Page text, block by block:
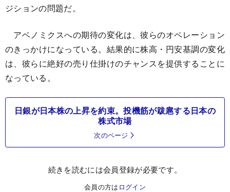
ジションの問題だ。
アベノミクスへの期待の変化は、彼らのオペレーション
のきっかけになっている。結果的に株高・円安基調の変化
は、彼らに絶好の売り仕掛けのチャンスを提供することに
なっている。
日銀が日本株の上昇を約束。投機筋が跋扈する日本の
株式市場
次のページ
続きを読むには会員登録が必要です。
会員の方は ログイン